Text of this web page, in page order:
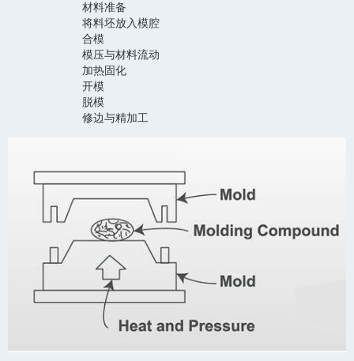
材料准备
将料坯放入模腔
合模
模压与材料流动
加热固化
开模
脱模
修边与精加工